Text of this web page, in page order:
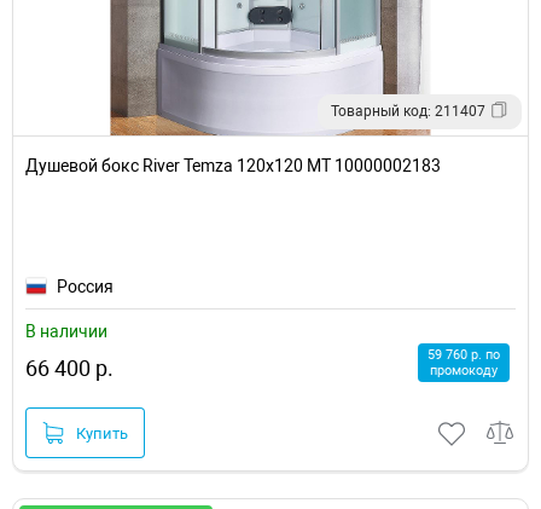
Товарный код: 211407
Душевой бокс River Temza 120x120 МТ 10000002183
Россия
В наличии
66 400 р.
59 760 р. по
промокоду
Купить